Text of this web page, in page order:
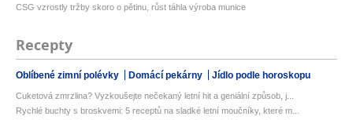
CSG vzrostly tržby skoro o pětinu, růst táhla výroba munice
Recepty
Oblíbené zimní polévky Domácí pekárny Jídlo podle horoskopu
Cuketová zmrzlina? Vyzkoušejte nečekaný letní hit a geniální způsob, j...
Rychlé buchty s broskvemi: 5 receptů na sladké letní moučníky, které m...